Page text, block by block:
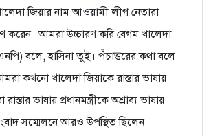
জিয়ার নাম আওয়ামী লীগ নেতারা
করেন। আমরা উচ্চারণ করি বেগম খালেদা
বলে, হাসিনা তুই। পঁচাত্তরের কথা বলে
কখনো খালেদা জিয়াকে রাস্তার ভাষায়
ভাষায় প্রধানমন্ত্রীকে অশ্রাব্য ভাষায়
সম্মেলনে আরও উপস্থিত ছিলেন